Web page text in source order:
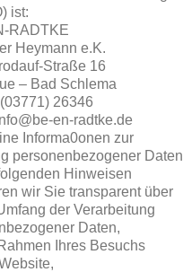
ist:
RADTKE
Heymann e.K.
Straße 16
– Bad Schlema
26346
en-radtke.de
Informa0onen zur
personenbezogener Daten
Hinweisen
wir Sie transparent über
der Verarbeitung
Daten,
Ihres Besuchs